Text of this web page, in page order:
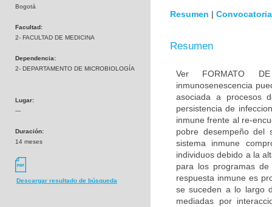
Bogotá
Facultad:
2- FACULTAD DE MEDICINA
Dependencia:
2- DEPARTAMENTO DE MICROBIOLOGÍA
Lugar:
---
Duración:
14 meses
Descargar resultado de búsqueda
Resumen | Convocatoria
Resumen
Ver FORMATO DE
inmunosenescencia
asociada a procesos
persistencia de
inmune frente al re-
pobre desempeño del
sistema inmune
individuos debido a la
para los programas
respuesta inmune es
se suceden a lo largo
mediadas por